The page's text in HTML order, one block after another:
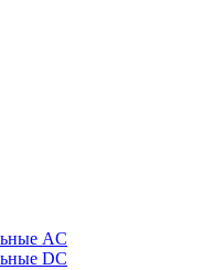
AC
DC